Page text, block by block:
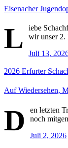
Eisenacher
L
iebe
wir unser 2.
Juli 13,
2026 Erfurter
Auf Wiedersehen,
D
en letzten
noch
Juli 2, 2026